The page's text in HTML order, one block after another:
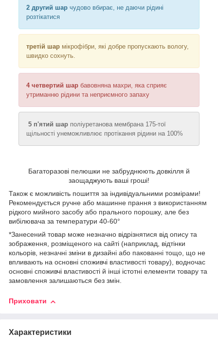
2 другий шар чудово вбирає, не даючи рідині
розтікатися
третій шар мікрофібри, які добре пропускають вологу,
швидко сохнуть.
4 четвертий шар бавовняна махри, яка сприяє
утриманню рідини та неприємного запаху
5 п'ятий шар поліуретанова мембрана 175-тої
щільності унеможливлює протікання рідини на 100%
Багаторазові пелюшки не забруднюють довкілля й
заощаджують ваші гроші!
Також є можливість пошиття за індивідуальними розмірами!
Рекомендується ручне або машинне прання з використанням
рідкого мийного засобу або прального порошку, але без
вибілювача за температури 40-60°
*Занесений товар може незначно відрізнятися від опису та
зображення, розміщеного на сайті (наприклад, відтінки
кольорів, незначні зміни в дизайні або пакованні тощо, що не
впливають на основні споживчі властивості товару), водночас
основні споживчі властивості й інші істотні елементи товару та
замовлення залишаються без змін.
Приховати
Характеристики